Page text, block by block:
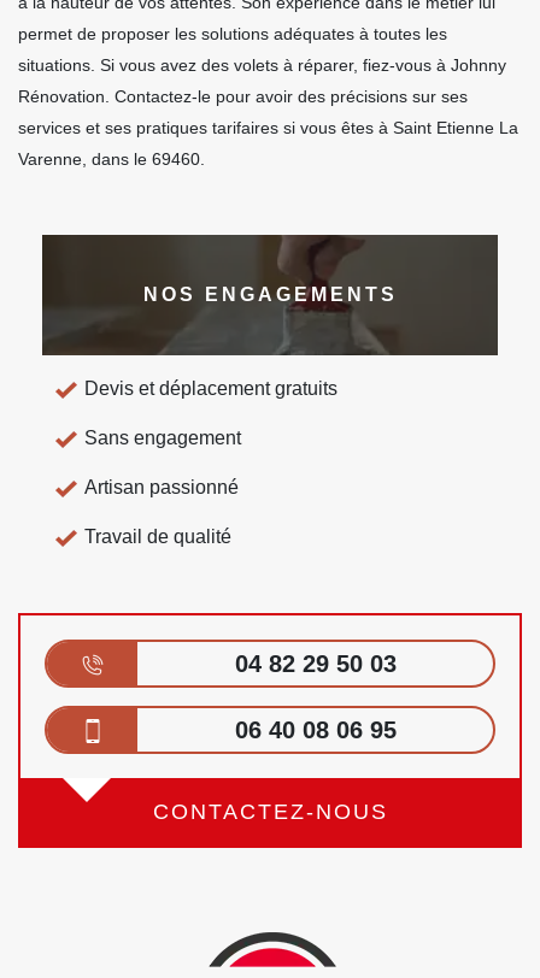
permet de proposer les solutions adéquates à toutes les
situations. Si vous avez des volets à réparer, fiez-vous à Johnny
Rénovation. Contactez-le pour avoir des précisions sur ses
services et ses pratiques tarifaires si vous êtes à Saint Etienne La
Varenne, dans le 69460.
NOS ENGAGEMENTS
Devis et déplacement gratuits
Sans engagement
Artisan passionné
Travail de qualité
04 82 29 50 03
06 40 08 06 95
CONTACTEZ-NOUS